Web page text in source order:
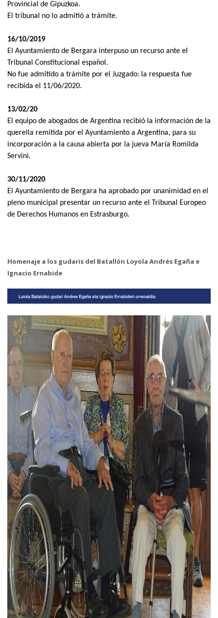
Provincial de Gipuzkoa.
El tribunal no lo admitió a trámite.
16/10/2019
El Ayuntamiento de Bergara interpuso un recurso ante el
Tribunal Constitucional español.
No fue admitido a trámite por el Juzgado: la respuesta fue
recibida el 11/06/2020.
13/02/20
El equipo de abogados de Argentina recibió la información de la
querella remitida por el Ayuntamiento a Argentina, para su
incorporación a la causa abierta por la jueva María Romilda
Servini.
30/11/2020
El Ayuntamiento de Bergara ha aprobado por unanimidad en el
pleno municipal presentar un recurso ante el Tribunal Europeo
de Derechos Humanos en Estrasburgo.
Homenaje a los gudaris del Batallón Loyola Andrés Egaña e
Ignacio Ernabide